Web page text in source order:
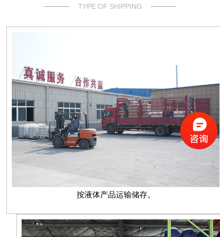
TYPE OF SHIPPING
按液体产品运输储存。